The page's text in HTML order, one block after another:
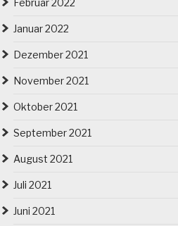
Januar 2022
Dezember 2021
November 2021
Oktober 2021
September 2021
August 2021
Juli 2021
Juni 2021